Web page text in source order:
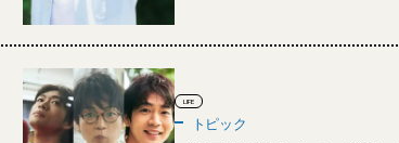
LIFE
トピック